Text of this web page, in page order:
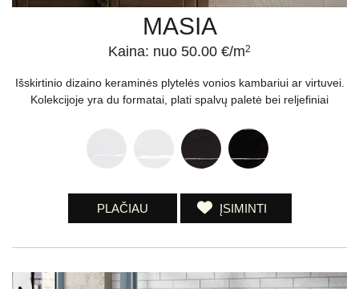
MASIA
Kaina: nuo 50.00 €/m2
Išskirtinio dizaino keraminės plytelės vonios kambariui ar virtuvei.
Kolekcijoje yra du formatai, plati spalvų paletė bei reljefiniai
PLAČIAU ĮSIMINTI